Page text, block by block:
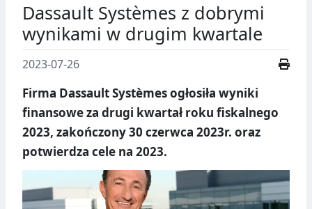
Dassault Systèmes z dobrymi
wynikami w drugim kwartale
2023-07-26
Firma Dassault Systèmes ogłosiła wyniki
finansowe za drugi kwartał roku fiskalnego
2023, zakończony 30 czerwca 2023r. oraz
potwierdza cele na 2023.